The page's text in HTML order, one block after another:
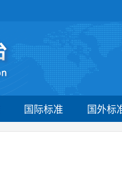
国际标准 国外标